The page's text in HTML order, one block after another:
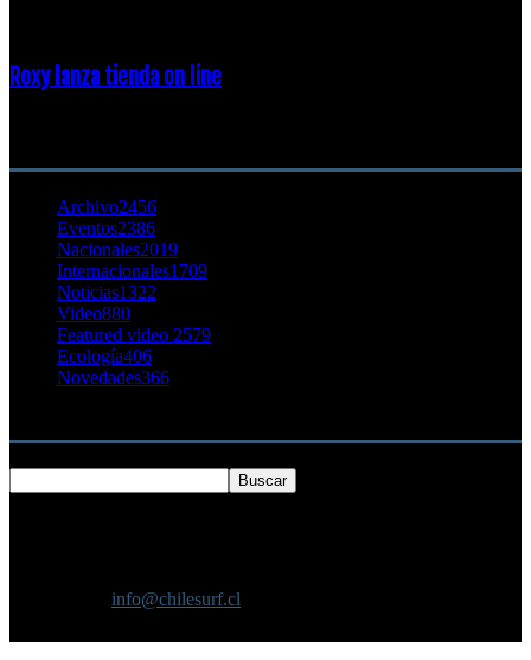
Roxy lanza tienda on line
Archivo2456
Eventos2386
Nacionales2019
Internacionales1709
Noticias1322
Video880
Featured video 2579
Ecología406
Novedades366
info@chilesurf.cl